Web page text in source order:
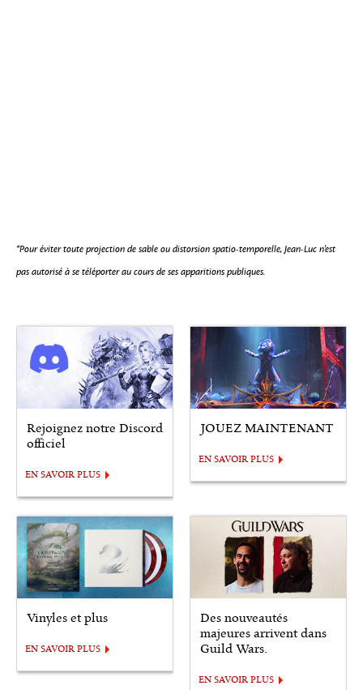
*Pour éviter toute projection de sable ou distorsion spatio-temporelle, Jean-Luc n’est
pas autorisé à se téléporter au cours de ses apparitions publiques.
Rejoignez notre Discord
officiel
EN SAVOIR PLUS
JOUEZ MAINTENANT
EN SAVOIR PLUS
Vinyles et plus
EN SAVOIR PLUS
Des nouveautés
majeures arrivent dans
Guild Wars.
EN SAVOIR PLUS